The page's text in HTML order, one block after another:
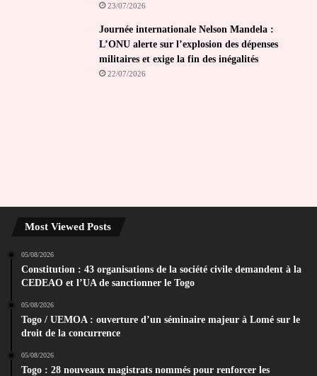
23/07/2026
Journée internationale Nelson Mandela :
L’ONU alerte sur l’explosion des dépenses
militaires et exige la fin des inégalités
22/07/2026
Most Viewed Posts
05/08/2026
Constitution : 43 organisations de la société civile demandent à la
CEDEAO et l’UA de sanctionner le Togo
05/08/2026
Togo / UEMOA : ouverture d’un séminaire majeur à Lomé sur le
droit de la concurrence
05/08/2026
Togo : 28 nouveaux magistrats nommés pour renforcer les